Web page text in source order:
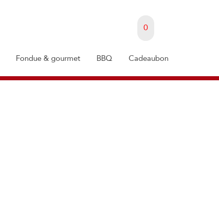
0
Fondue & gourmet BBQ Cadeaubon